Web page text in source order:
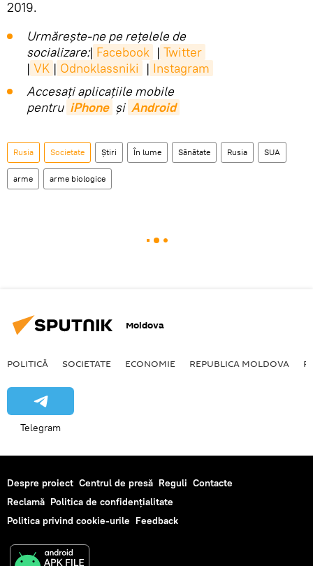
2019.
Urmărește-ne pe rețelele de
socializare:| Facebook | Twitter
| VK | Odnoklassniki | Instagram
Accesaţi aplicaţiile mobile
pentru iPhone și Android
Rusia Societate Știri În lume Sănătate Rusia SUA
arme arme biologice
Moldova
POLITICĂ SOCIETATE ECONOMIE REPUBLICA MOLDOVA
Telegram
Despre proiect Centrul de presă Reguli Contacte
Reclamă Politica de confidențialitate
Politica privind cookie-urile Feedback